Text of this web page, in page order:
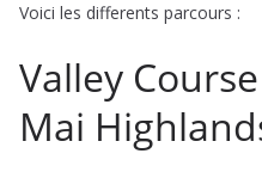
Voici les differents parcours :
Valley
Mai